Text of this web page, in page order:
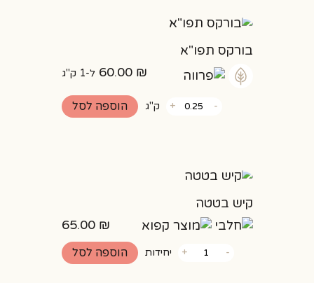
בורקס תפו"א
60.00 ₪ ל-1 ק"ג
-כמות
של
+ ק"ג הוספה לסל
קיש בטטה
65.00 ₪
-של
+ יחידות הוספה לסל